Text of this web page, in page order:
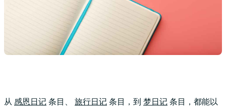
从 感恩日记 条目、 旅行日记 条目，到 梦日记 条目，都能以